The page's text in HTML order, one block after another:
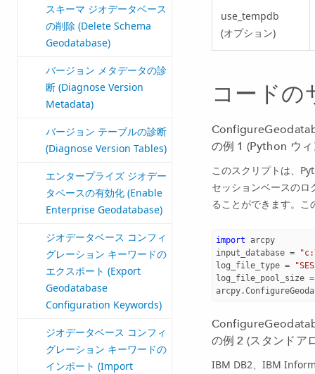
スキーマ ジオデータベース
の削除 (Delete Schema
Geodatabase)
バージョン メタデータの診
断 (Diagnose Version
Metadata)
バージョン テーブルの診断
(Diagnose Version Tables)
エンタープライズ ジオデー
タベースの有効化 (Enable
Enterprise Geodatabase)
ジオデータベース コンフィ
グレーション キーワードの
エクスポート (Export
Geodatabase
Configuration Keywords)
ジオデータベース コンフィ
グレーション キーワードの
インポート (Import
use_tempdb
(オプション)
コードの
の例 1 (Python ウ
このスクリプトは、
セッションベースの
ることができます。
import arcpy
input_database = "c:
log_file_type =
log_file_pool_size =
arcpy.
の例 2 (スタンドア
IBM DB2、IBM